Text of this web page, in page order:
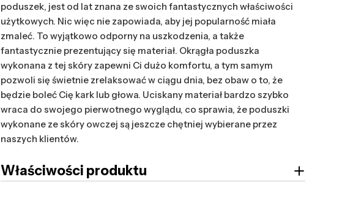
poduszek, jest od lat znana ze swoich fantastycznych właściwości
użytkowych. Nic więc nie zapowiada, aby jej popularność miała
zmaleć. To wyjątkowo odporny na uszkodzenia, a także
fantastycznie prezentujący się materiał. Okrągła poduszka
wykonana z tej skóry zapewni Ci dużo komfortu, a tym samym
pozwoli się świetnie zrelaksować w ciągu dnia, bez obaw o to, że
będzie boleć Cię kark lub głowa. Uciskany materiał bardzo szybko
wraca do swojego pierwotnego wyglądu, co sprawia, że poduszki
wykonane ze skóry owczej są jeszcze chętniej wybierane przez
naszych klientów.
Właściwości produktu